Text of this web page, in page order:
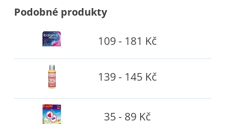
Podobné produkty
109 - 181 Kč
139 - 145 Kč
35 - 89 Kč